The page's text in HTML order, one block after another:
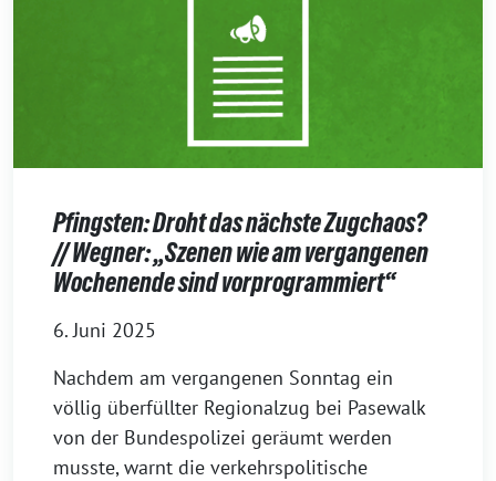
Pfingsten: Droht das nächste Zugchaos?
// Wegner: „Szenen wie am vergangenen
Wochenende sind vorprogrammiert“
6. Juni 2025
Nachdem am vergangenen Sonntag ein
völlig überfüllter Regionalzug bei Pasewalk
von der Bundespolizei geräumt werden
musste, warnt die verkehrspolitische